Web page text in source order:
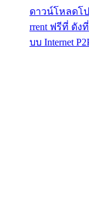
ดาวน์โหลดโ
rrent ฟรีที่ ดั
บบ Internet